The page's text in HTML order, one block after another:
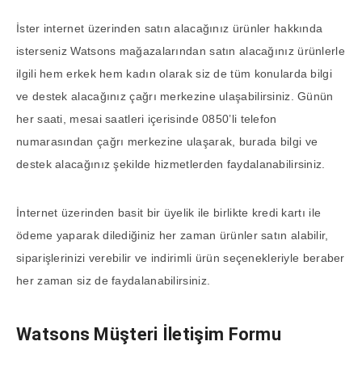
İster internet üzerinden satın alacağınız ürünler hakkında
isterseniz Watsons mağazalarından satın alacağınız ürünlerle
ilgili hem erkek hem kadın olarak siz de tüm konularda bilgi
ve destek alacağınız çağrı merkezine ulaşabilirsiniz. Günün
her saati, mesai saatleri içerisinde 0850’li telefon
numarasından çağrı merkezine ulaşarak, burada bilgi ve
destek alacağınız şekilde hizmetlerden faydalanabilirsiniz.
İnternet üzerinden basit bir üyelik ile birlikte kredi kartı ile
ödeme yaparak dilediğiniz her zaman ürünler satın alabilir,
siparişlerinizi verebilir ve indirimli ürün seçenekleriyle beraber
her zaman siz de faydalanabilirsiniz.
Watsons Müşteri İletişim Formu